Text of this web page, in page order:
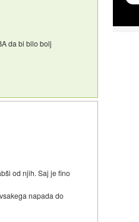
da bi bilo bolj
od njih. Saj je fino
napada do